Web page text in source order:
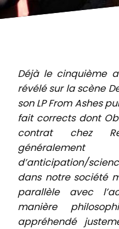
Déjà le cinquième
révélé sur la scène
son LP From Ashes
fait corrects dont
contrat chez
d’anticipation/
dans notre société
parallèle avec
manière
appréhendé